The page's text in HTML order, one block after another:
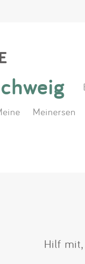
Meinersen
Hilf